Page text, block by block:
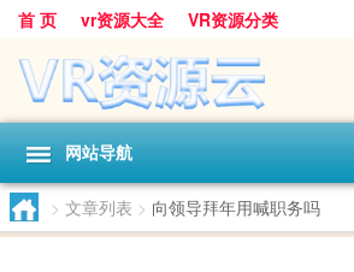
首 页 vr资源大全 VR资源分类
网站导航
> 文章列表 > 向领导拜年用喊职务吗